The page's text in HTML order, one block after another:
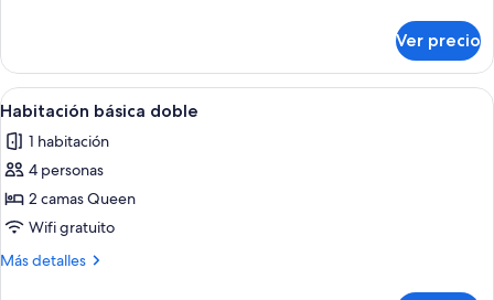
básica
Ver precio
Abrir
todas
las
fotos
de
Habitación
básica
Habitación de hotel con dos camas,
6
Habitación básica doble
1 habitación
4 personas
2 camas Queen
Wifi gratuito
Más detalles
Más